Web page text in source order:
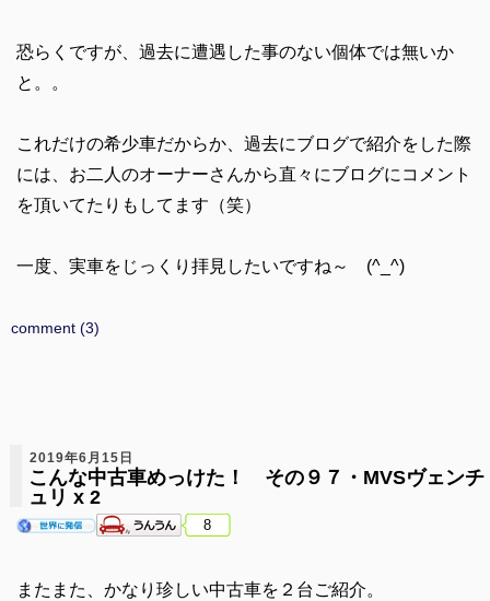
恐らくですが、過去に遭遇した事のない個体では無いか
と。。
これだけの希少車だからか、過去にブログで紹介をした際
には、お二人のオーナーさんから直々にブログにコメント
を頂いてたりもしてます（笑）
一度、実車をじっくり拝見したいですね～ (^_^)
comment (3)
2019年6月15日
こんな中古車めっけた！ その９７・MVSヴェンチ
ュリ x 2
8
またまた、かなり珍しい中古車を２台ご紹介。